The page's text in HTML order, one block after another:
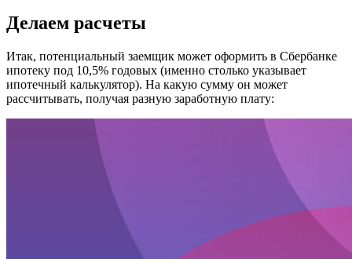
Делаем расчеты
Итак, потенциальный заемщик может оформить в Сбербанке
ипотеку под 10,5% годовых (именно столько указывает
ипотечный калькулятор). На какую сумму он может
рассчитывать, получая разную заработную плату: